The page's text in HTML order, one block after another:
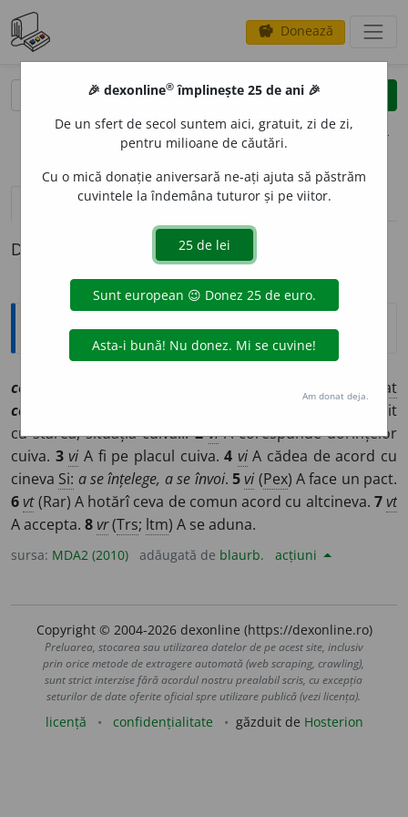
savings Donează
clear
opțiuni
definiții (1) pronunțievolume_up (32)
Definiția cu ID-ul 1076573:
Explicative DEX
conven
lat
convenire
un lucru, rar, o persoană) A fi potrivit
cu starea, situația cuiva...2 viA corespunde dorințelor
cuiva. 3 vi A fi pe placul cuiva.4 viA cădea de acord cu
cineva Si: a se înțelege, a se învoi. 5vi (Pex) A face un pact.
6vt(Rar) A hotărî ceva de comun acord cu altcineva. 7vt
A accepta. 8vr(Trs; ltm) A se aduna.
sursa: MDA2 (2010) adăugată de blaurb. acțiuni
Copyright © 2004-2026 dexonline (https://dexonline.ro)
Preluarea, stocarea sau utilizarea datelor de pe acest site, inclusiv
prin orice metode de extragere automată (web scraping, crawling),
sunt strict interzise fără acordul nostru prealabil scris, cu excepția
seturilor de date oferite oficial spre utilizare publică (vezi licența).
licență confidențialitate găzduit de Hosterion
🎉 dexonline® împlinește 25 de ani 🎉
De un sfert de secol suntem aici, gratuit, zi de zi,
pentru milioane de căutări.
Cu o mică donație aniversară ne-ați ajuta să păstrăm
cuvintele la îndemâna tuturor și pe viitor.
Am donat deja.